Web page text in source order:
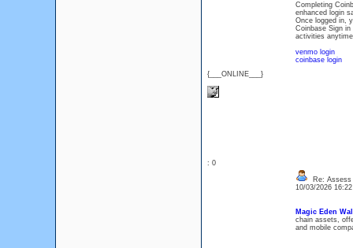
{___ONLINE___}
Completing
enhanced login
Once logged in,
Coinbase Sign
activities
venmo login
coinbase login
: 0
Re:
10/03/2026
Magic Eden
chain assets,
and mobile